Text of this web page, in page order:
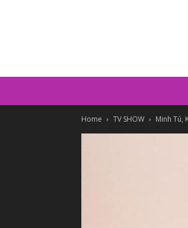
Home TV SHOW Minh Tú,